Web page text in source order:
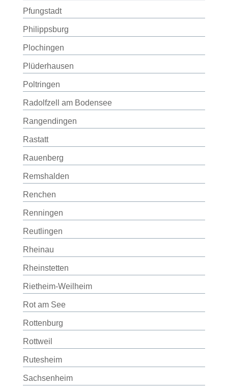
Pfungstadt
Philippsburg
Plochingen
Plüderhausen
Poltringen
Radolfzell am Bodensee
Rangendingen
Rastatt
Rauenberg
Remshalden
Renchen
Renningen
Reutlingen
Rheinau
Rheinstetten
Rietheim-Weilheim
Rot am See
Rottenburg
Rottweil
Rutesheim
Sachsenheim